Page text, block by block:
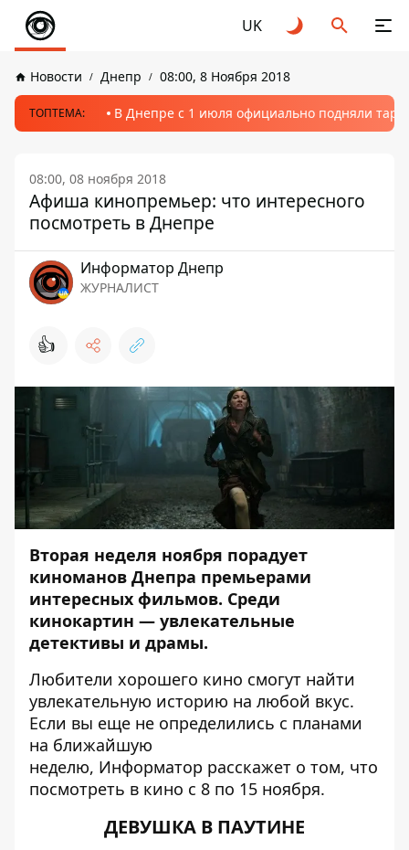
UK
Новости Днепр 08:00, 8 Ноября 2018
ТОПТЕМА: В Днепре с 1 июля официально подняли
08:00, 08 ноября 2018
Афиша кинопремьер: что интересного
посмотреть в Днепре
Информатор Днепр
ЖУРНАЛИСТ
👍
Вторая неделя ноября порадует
киноманов Днепра премьерами
интересных фильмов. Среди
кинокартин — увлекательные
детективы и драмы.
Любители хорошего кино смогут найти
увлекательную историю на любой вкус.
Если вы еще не определились с планами
на ближайшую
неделю, Информатор расскажет о том, что
посмотреть в кино с 8 по 15 ноября.
ДЕВУШКА В ПАУТИНЕ